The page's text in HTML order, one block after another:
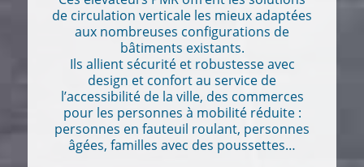
de circulation verticale les mieux adaptées
aux nombreuses configurations de
bâtiments existants.
Ils allient sécurité et robustesse avec
design et confort au service de
l’accessibilité de la ville, des commerces
pour les personnes à mobilité réduite :
personnes en fauteuil roulant, personnes
âgées, familles avec des poussettes…